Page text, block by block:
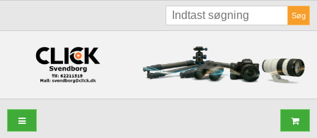
Søg